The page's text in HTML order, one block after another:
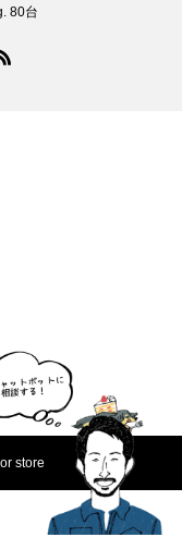
80台
store
MAP